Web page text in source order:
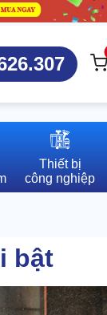
Thiết bị
công nghiệp
bật